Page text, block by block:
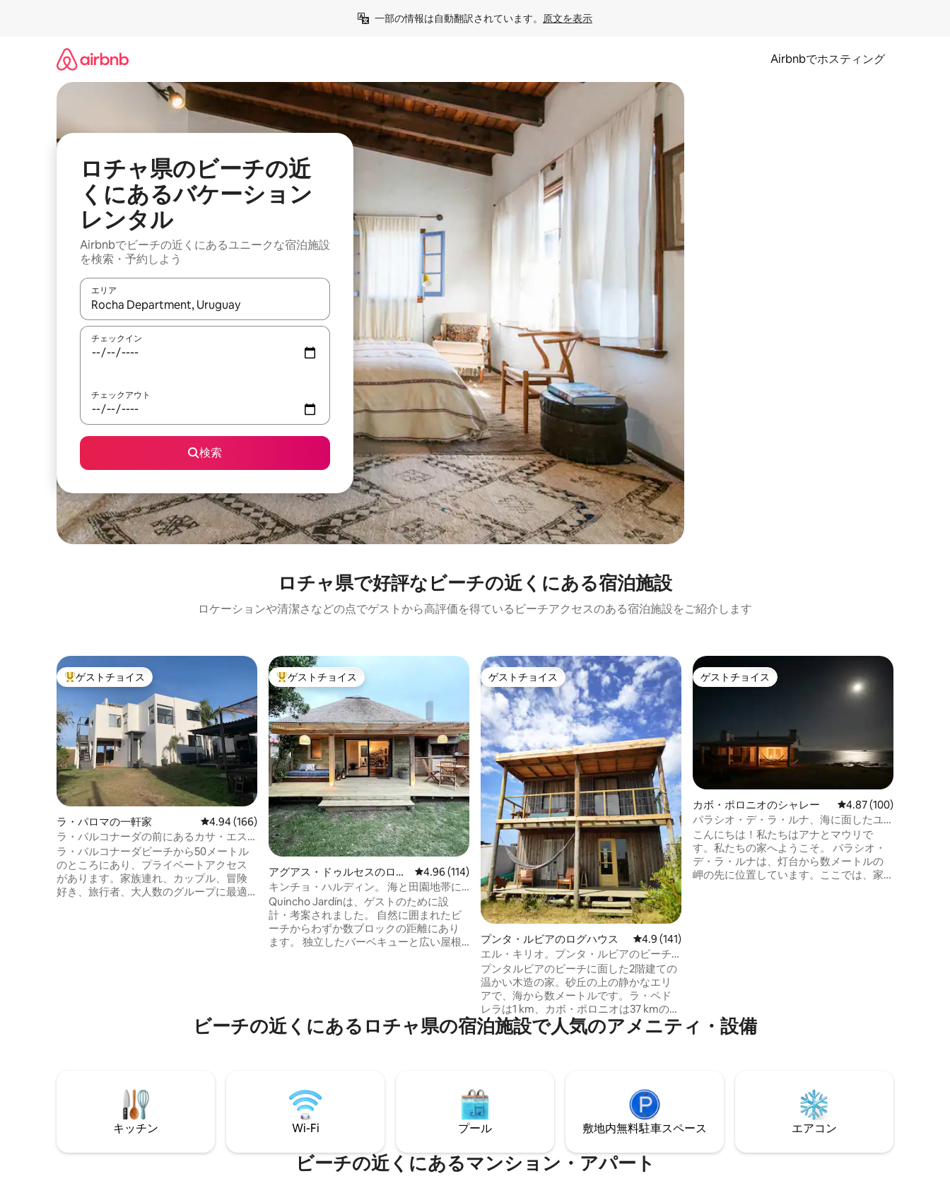
一部の情報は自動翻訳されています。 原文を表示
Airbnbでホスティング
ロチャ県のビーチの近
くにあるバケーション
レンタル
Airbnbでビーチの近くにあるユニークな宿泊施設
を検索・予約しよう
エリア
検索結果が表示されたら、上下の矢印キーを使って移動するか、画面をタッチまたはスワイプして検索結果を確認することができます。
チェックイン
チェックアウト
検索
ロチャ県で好評なビーチの近くにある宿泊施設
ロケーションや清潔さなどの点でゲストから高評価を得ているビーチアクセスのある宿泊施設をご紹介します
大好評のゲストチョイスです。
ゲストチョイス
ラ・パロマの一軒家 レビュー166件、5つ星中4.94つ星の平均評価
4.94 (166)
ラ・バルコナーダの前にあるカサ・エス
テレラ・デ・マール。素晴らしい！
ラ・バルコナーダビーチから50メートル
のところにあり、プライベートアクセス
があります。家族連れ、カップル、冒険
好き、旅行者、大人数のグループに最適
大好評のゲストチョイスです。
ゲストチョイス
アグアス・ドゥルセスのロフ
ト
レビュー114件、5つ星中4.96つ星の平均評価
4.96 (114)
キンチョ・ハルディン。 海と田園地帯に
近い小屋。
Quincho Jardínは、ゲストのために設
計・考案されました。 自然に囲まれたビ
ーチからわずか数ブロックの距離にあり
ます。 独立したバーベキューと広い屋根
あります。 Wi-Fi、テレビ、金庫、エアコ
ン❄️、薪ストーブ🔥が備わっています。 秋
ゲストチョイス
ゲストチョイス
プンタ・ルビアのログハウス レビュー141件、5つ星中4.9つ星の平均評価
4.9 (141)
エル・キリオ。プンタ・ルビアのビーチ
にあります。
プンタルビアのビーチに面した2階建ての
温かい木造の家。砂丘の上の静かなエリ
アで、海から数メートルです。ラ・ペド
レラは1 km、カボ・ポロニオは37 kmの距
離にあります。約束のビーチ！ 家の1階に
はリビングとキッチン、バスルームがあ
と2つのソファベッド。リビングのソファ
ーもベッドに変えることができます。屋
外グリル。 お楽しみください！
ゲストチョイス
ゲストチョイス
カボ・ポロニオのシャレー レビュー100件、5つ
4.87 (100)
パラシオ・デ・ラ・ルナ、海に面したユ
ニークな家
こんにちは！私たちはアナとマウリで
す。私たちの家へようこそ。 パラシオ・
デ・ラ・ルナは、灯台から数メートルの
岬の先に位置しています。ここでは、家
ビーチの近くにあるロチャ県の宿泊施設で人気のアメニティ・設備
キッチン Wi-Fi プール 敷地内無料駐⁠車ス⁠ペ⁠ー⁠ス エアコン
ビーチの近くにあるマンション・アパート